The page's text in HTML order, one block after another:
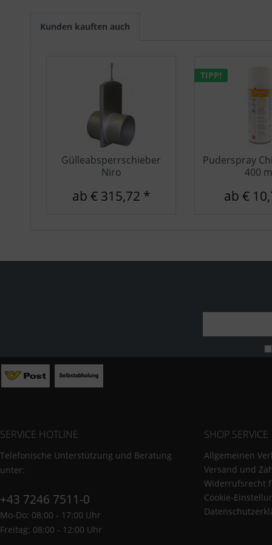
Kunden kauften auch
Gülleabsperrschieber
Niro
ab € 315,72 *
TIPP!
Puderspray
400
ab €
SERVICE HOTLINE
Telefonische Unterstützung und Beratung
unter:
+43 7246 7511-0
Mo-Do: 08:00 - 17:00 Uhr
Freitag: 08:00 - 12:00 Uhr
SHOP SERVICE
Allgemeinen
Versand und
Widerrufsrecht
Cookie-